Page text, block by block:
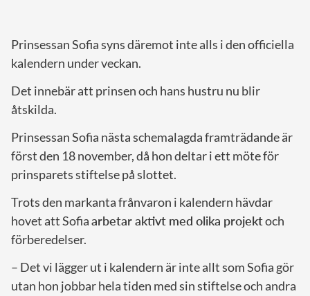
Prinsessan Sofia syns däremot inte alls i den officiella
kalendern under veckan.
Det innebär att prinsen och hans hustru nu blir
åtskilda.
Prinsessan Sofia nästa schemalagda framträdande är
först den 18 november, då hon deltar i ett möte för
prinsparets stiftelse på slottet.
Trots den markanta frånvaron i kalendern hävdar
hovet att Sofiaarbetar aktivt med olika projektoch
förberedelser.
– Det vi lägger ut i kalendern är inte allt som Sofia gör
utan hon jobbar hela tiden med sin stiftelse och andra